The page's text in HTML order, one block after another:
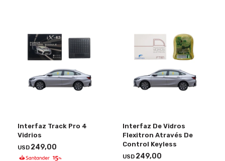
Interfaz Track Pro 4
Vidrios
USD 249,00
Interfaz De Vidros
Flexitron Através De
Control Keyless
USD 249,00